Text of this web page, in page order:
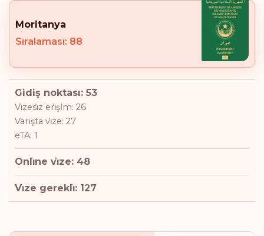
Moritanya
Sıralaması: 88
Gidiş noktası: 53
Vi̇zesi̇z eri̇şİm: 26
Varişta vi̇ze: 27
eTA: 1
Onli̇ne vi̇ze: 48
Vi̇ze gerekli̇: 127